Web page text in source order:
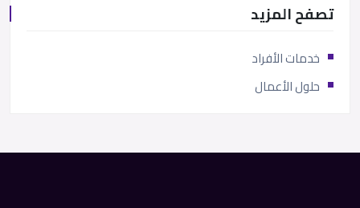
تصفح المزيد
خدمات الأفراد
حلول الأعمال